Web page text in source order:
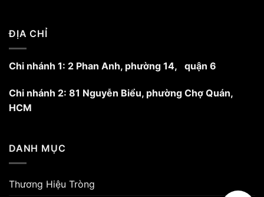
trang
sản
ĐỊA CHỈ
Chi nhánh 1: 2 Phan Anh, phường 14, quận 6
Chi nhánh 2: 81 Nguyễn Biểu, phường Chợ Quán,
HCM
DANH MỤC
Thương Hiệu Tròng